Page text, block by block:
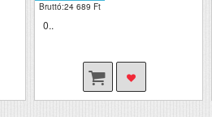
Bruttó:24 689 Ft
0..